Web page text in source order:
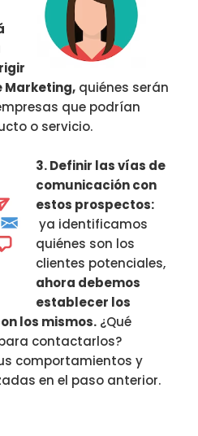
Marketing, quiénes serán
que podrían
o servicio.
3. Definir las vías de
comunicación con
estos prospectos:
ya identificamos
quiénes son los
clientes potenciales,
ahora debemos
establecer los
los mismos. ¿Qué
contactarlos?
comportamientos y
en el paso anterior.